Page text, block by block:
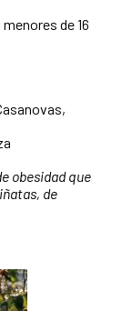
de 16
obesidad que
de